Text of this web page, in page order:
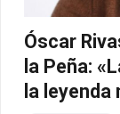
Óscar
la Peña:
la leyenda